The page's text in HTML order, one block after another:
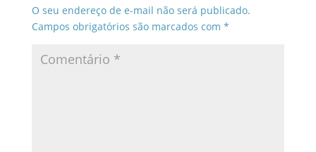
O seu endereço de e-mail não será publicado.
Campos obrigatórios são marcados com *